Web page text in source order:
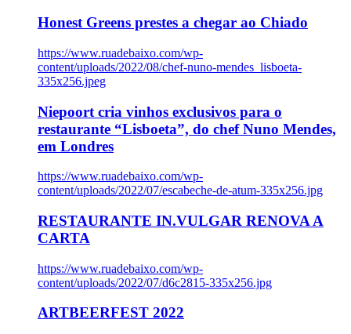
Honest Greens prestes a chegar ao Chiado
https://www.ruadebaixo.com/wp-
content/uploads/2022/08/chef-nuno-mendes_lisboeta-
335x256.jpeg
Niepoort cria vinhos exclusivos para o
restaurante “Lisboeta”, do chef Nuno Mendes,
em Londres
https://www.ruadebaixo.com/wp-
content/uploads/2022/07/escabeche-de-atum-335x256.jpg
RESTAURANTE IN.VULGAR RENOVA A
CARTA
https://www.ruadebaixo.com/wp-
content/uploads/2022/07/d6c2815-335x256.jpg
ARTBEERFEST 2022